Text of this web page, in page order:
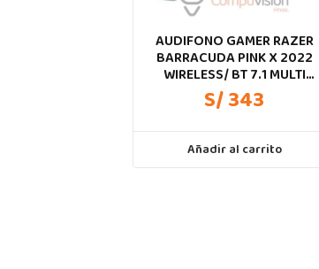
AUDIFONO GAMER RAZER
BARRACUDA PINK X 2022
WIRELESS/ BT 7.1 MULTI
PLATAFORMA
S/ 343
Añadir al carrito